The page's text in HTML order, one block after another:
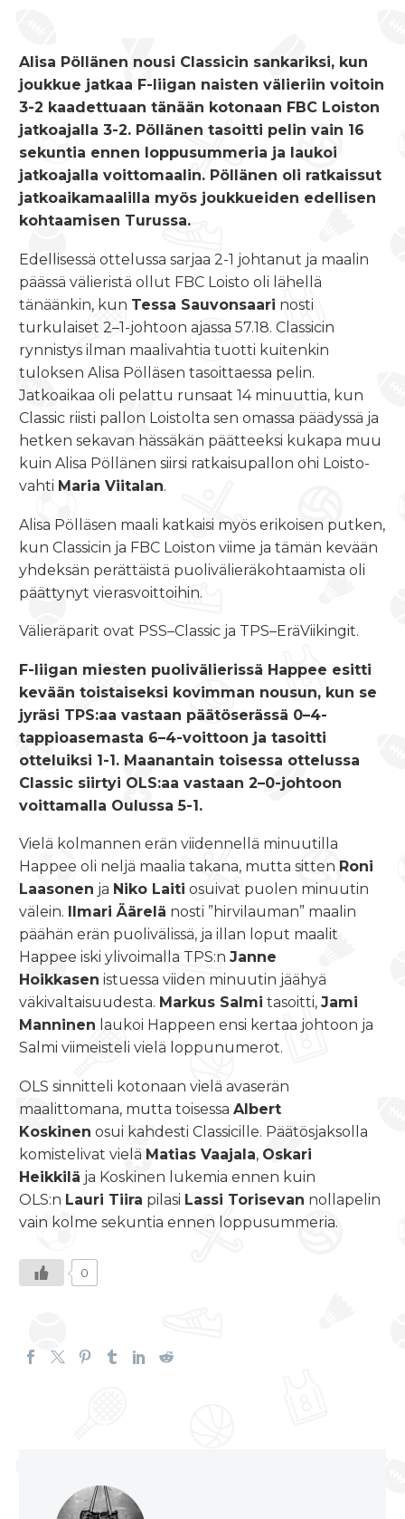
Alisa Pöllänen nousi Classicin sankariksi, kun
joukkue jatkaa F-liigan naisten välieriin voitoin
3-2 kaadettuaan tänään kotonaan FBC Loiston
jatkoajalla 3-2. Pöllänen tasoitti pelin vain 16
sekuntia ennen loppusummeria ja laukoi
jatkoajalla voittomaalin. Pöllänen oli ratkaissut
jatkoaikamaalilla myös joukkueiden edellisen
kohtaamisen Turussa.
Edellisessä ottelussa sarjaa 2-1 johtanut ja maalin
päässä välieristä ollut FBC Loisto oli lähellä
tänäänkin, kun Tessa Sauvonsaari nosti
turkulaiset 2–1-johtoon ajassa 57.18. Classicin
rynnistys ilman maalivahtia tuotti kuitenkin
tuloksen Alisa Pölläsen tasoittaessa pelin.
Jatkoaikaa oli pelattu runsaat 14 minuuttia, kun
Classic riisti pallon Loistolta sen omassa päädyssä ja
hetken sekavan hässäkän päätteeksi kukapa muu
kuin Alisa Pöllänen siirsi ratkaisupallon ohi Loisto-
vahti Maria Viitalan.
Alisa Pölläsen maali katkaisi myös erikoisen putken,
kun Classicin ja FBC Loiston viime ja tämän kevään
yhdeksän perättäistä puolivälieräkohtaamista oli
päättynyt vierasvoittoihin.
Välieräparit ovat PSS–Classic ja TPS–EräViikingit.
F-liigan miesten puolivälierissä Happee esitti
kevään toistaiseksi kovimman nousun, kun se
jyräsi TPS:aa vastaan päätöserässä 0–4-
tappioasemasta 6–4-voittoon ja tasoitti
otteluiksi 1-1. Maanantain toisessa ottelussa
Classic siirtyi OLS:aa vastaan 2–0-johtoon
voittamalla Oulussa 5-1.
Vielä kolmannen erän viidennellä minuutilla
Happee oli neljä maalia takana, mutta sitten Roni
Laasonen ja Niko Laiti osuivat puolen minuutin
välein.
Ilmari Äärelä nosti ”hirvilauman” maalin
päähän erän puolivälissä, ja illan loput maalit
Happee iski ylivoimalla TPS:n Janne
Hoikkasen istuessa viiden minuutin jäähyä
väkivaltaisuudesta. Markus Salmi tasoitti, Jami
Manninen laukoi Happeen ensi kertaa johtoon ja
Salmi viimeisteli vielä loppunumerot.
OLS sinnitteli kotonaan vielä avaserän
maalittomana, mutta toisessa Albert
Koskinen osui kahdesti Classicille. Päätösjaksolla
komistelivat vielä Matias Vaajala, Oskari
Heikkilä ja Koskinen lukemia ennen kuin
OLS:n Lauri Tiira pilasi Lassi Torisevan nollapelin
vain kolme sekuntia ennen loppusummeria.
0